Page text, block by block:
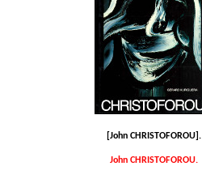
[John CHRISTOFOROU].
John CHRISTOFOROU.